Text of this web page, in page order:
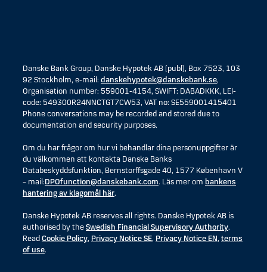
Danske Bank Group, Danske Hypotek AB (publ), Box 7523, 103
92 Stockholm, e-mail: danskehypotek@danskebank.se,
Organisation number: 559001-4154, SWIFT: DABADKKK, LEI-
code: 549300R24NNCTGT7CW53, VAT no: SE559001415401
Phone conversations may be recorded and stored due to
documentation and security purposes.
Om du har frågor om hur vi behandlar dina personuppgifter är
du välkommen att kontakta Danske Banks
Databeskyddsfunktion, Bernstorffsgade 40, 1577 København V
– mail:DPOfunction@danskebank.com. Läs mer om bankens
hantering av klagomål här.
Danske Hypotek AB reserves all rights. Danske Hypotek AB is
authorised by theSwedish Financial Supervisory Authority.
Read Cookie Policy, Privacy Notice SE, Privacy Notice EN, terms
of use.